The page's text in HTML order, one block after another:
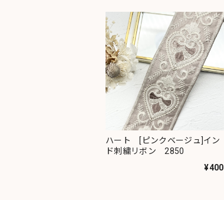
ハート [ピンクベージュ]イン
ド刺繍リボン 2850
¥400